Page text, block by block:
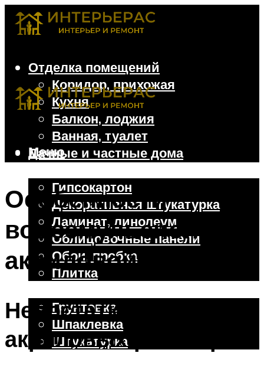
Отделка помещений
Коридор, прихожая
Кухня
Балкон, лоджия
Ванная, туалет
Дачные и частные дома
Гипсокартон
Декоративная штукатурка
Ламинат, линолеум
Облицовочные панели
Обои, пробка
Плитка
Грунтовка
Шпаклевка
Штукатурка
Меню
Особенности
водоэмульсионной
акриловой краски
Недостатки
акриловых растворов